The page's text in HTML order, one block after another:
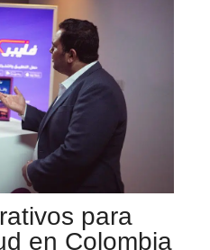
para
en Colombia